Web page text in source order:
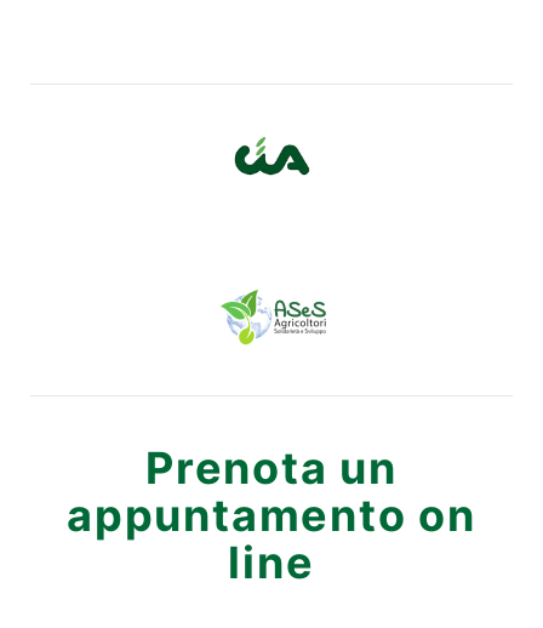
Prenota un
appuntamento on
line